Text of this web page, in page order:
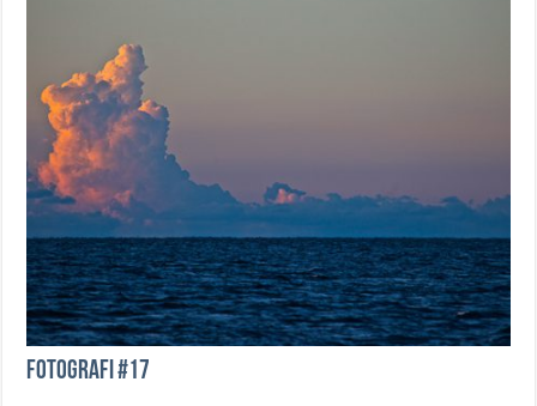
Fotografi #17